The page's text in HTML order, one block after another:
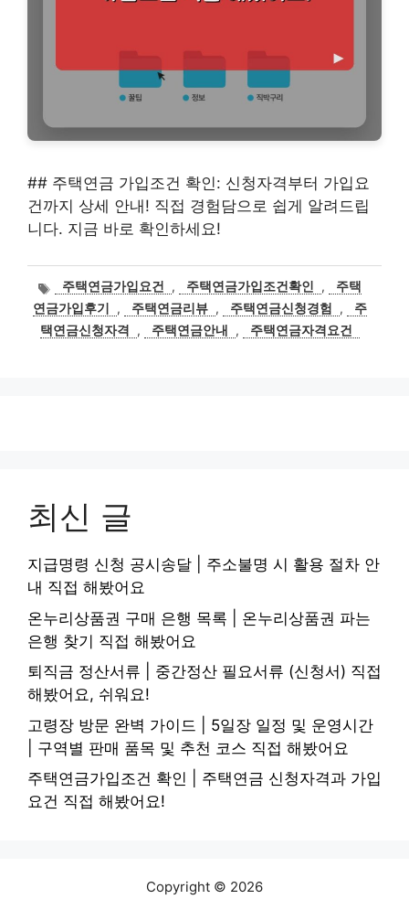
## 주택연금 가입조건 확인: 신청자격부터 가입요
건까지 상세 안내! 직접 경험담으로 쉽게 알려드립
니다. 지금 바로 확인하세요!
태
그
주택연금가입요건 , 주택연금가입조건확인 ,
주택
연금가입후기
, 주택연금리뷰 , 주택연금신청경험 ,
주
택연금신청자격
, 주택연금안내 , 주택연금자격요건
최신 글
지급명령 신청 공시송달 | 주소불명 시 활용 절차 안
내 직접 해봤어요
온누리상품권 구매 은행 목록 | 온누리상품권 파는
은행 찾기 직접 해봤어요
퇴직금 정산서류 | 중간정산 필요서류 (신청서) 직접
해봤어요, 쉬워요!
고령장 방문 완벽 가이드 | 5일장 일정 및 운영시간
| 구역별 판매 품목 및 추천 코스 직접 해봤어요
주택연금가입조건 확인 | 주택연금 신청자격과 가입
요건 직접 해봤어요!
Copyright © 2026